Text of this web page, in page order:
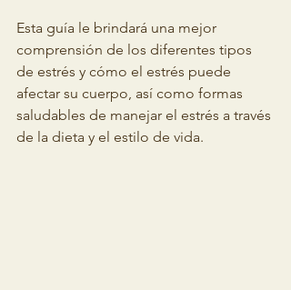
Esta guía le brindará una mejor
comprensión de los diferentes tipos
de estrés y cómo el estrés puede
afectar su cuerpo, así como formas
saludables de manejar el estrés a través
de la dieta y el estilo de vida.